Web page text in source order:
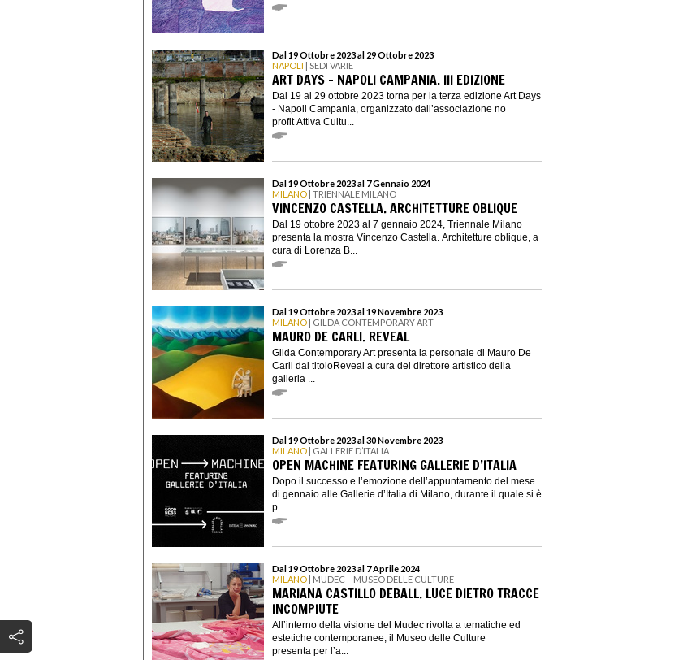
Dal 19 Ottobre 2023 al 29 Ottobre 2023
NAPOLI | SEDI VARIE
ART DAYS - NAPOLI CAMPANIA. III EDIZIONE
Dal 19 al 29 ottobre 2023 torna per la terza edizione Art Days
- Napoli Campania, organizzato dall’associazione no
profit Attiva Cultu...
Dal 19 Ottobre 2023 al 7 Gennaio 2024
MILANO | TRIENNALE MILANO
VINCENZO CASTELLA. ARCHITETTURE OBLIQUE
Dal 19 ottobre 2023 al 7 gennaio 2024, Triennale Milano
presenta la mostra Vincenzo Castella. Architetture oblique, a
cura di Lorenza B...
Dal 19 Ottobre 2023 al 19 Novembre 2023
MILANO | GILDA CONTEMPORARY ART
MAURO DE CARLI. REVEAL
Gilda Contemporary Art presenta la personale di Mauro De
Carli dal titoloReveal a cura del direttore artistico della
galleria ...
Dal 19 Ottobre 2023 al 30 Novembre 2023
MILANO | GALLERIE D’ITALIA
OPEN MACHINE FEATURING GALLERIE D’ITALIA
Dopo il successo e l’emozione dell’appuntamento del mese
di gennaio alle Gallerie d’Italia di Milano, durante il quale si è
p...
Dal 19 Ottobre 2023 al 7 Aprile 2024
MILANO | MUDEC – MUSEO DELLE CULTURE
MARIANA CASTILLO DEBALL. LUCE DIETRO TRACCE
INCOMPIUTE
All’interno della visione del Mudec rivolta a tematiche ed
estetiche contemporanee, il Museo delle Culture
presenta per l’a...